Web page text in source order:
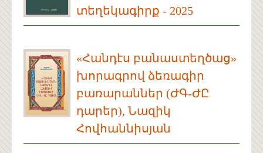
տեղեկագիրք - 2025
«Հանդէս բանաստեղծաց»
խորագրով ձեռագիր
բառարաններ (ԺԳ-ԺԸ
դարեր), Նազիկ
Հովհաննիսյան